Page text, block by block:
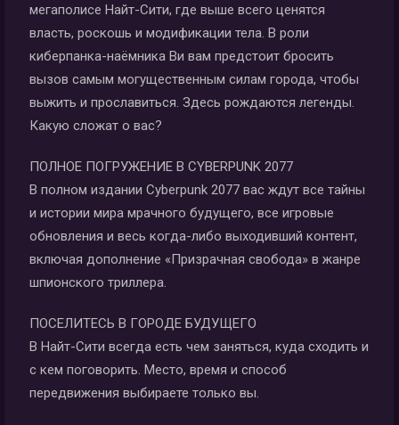
мегаполисе Найт-Сити, где выше всего ценятся
власть, роскошь и модификации тела. В роли
киберпанка-наёмника Ви вам предстоит бросить
вызов самым могущественным силам города, чтобы
выжить и прославиться. Здесь рождаются легенды.
Какую сложат о вас?
ПОЛНОЕ ПОГРУЖЕНИЕ В CYBERPUNK 2077
В полном издании Cyberpunk 2077 вас ждут все тайны
и истории мира мрачного будущего, все игровые
обновления и весь когда-либо выходивший контент,
включая дополнение «Призрачная свобода» в жанре
шпионского триллера.
ПОСЕЛИТЕСЬ В ГОРОДЕ БУДУЩЕГО
В Найт-Сити всегда есть чем заняться, куда сходить и
с кем поговорить. Место, время и способ
передвижения выбираете только вы.